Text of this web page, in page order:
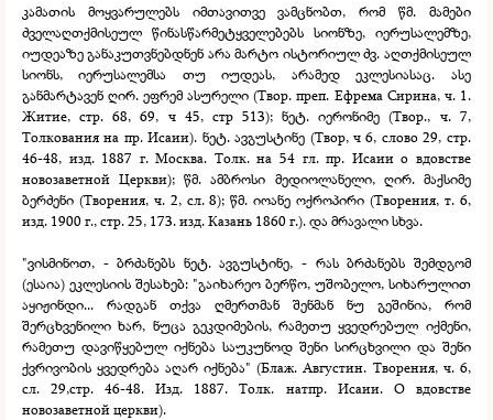
კამათის მოყვარულებს იმთავითვე ვამცნობთ, რომ წმ. მამები
ძველაღთქმისეულ წინასწარმეტყველებებს სიონზე, იერუსალემზე,
იუდეაზე განაკუთვნებდნენ არა მარტო ისტორიულ ძვ. აღთქმისეულ
სიონს, იერუსალემსა თუ იუდეას, არამედ ეკლესიასაც. ასე
განმარტავენ ღირ. ეფრემ ასურელი (Твор. преп. Ефрема Сирина, ч. 1.
Житие, стр. 68, 69, ч 45, стр 513); ნეტ. იერონიმე (Твор., ч. 7,
Толкования на пр. Исаии). ნეტ. ავგუსტინე (Твор, ч 6, слово 29, стр.
46-48, изд. 1887 г. Москва. Толк. на 54 гл. пр. Исаии о вдовстве
новозаветной Церкви); წმ. ამბროსი მედიოლანელი, ღირ. მაქსიმე
ბერძენი (Творения, ч. 2, сл. 8); წმ. იოანე ოქროპირი (Творения, т. 6,
изд. 1900 г., стр. 25, 173. изд. Казань 1860 г.). და მრავალი სხვა.
"ვისმინოთ, - ბრძანებს ნეტ. ავგუსტინე, - რას ბრძანებს შემდგომ
(ესაია) ეკლესიის შესახებ: "გაიხარეო ბერწო, უშობელო, სიხარულით
აყიჟინდი... რადგან თქვა ღმერთმან შენმან ნუ გეშინია, რომ
შერცხვენილი ხარ, ნუცა გეკდიმების, რამეთუ ყვედრებულ იქმენი,
რამეთუ დავიწყებულ იქნება საუკუნოდ შენი სირცხვილი და შენი
ქვრივობის ყვედრება აღარ იქნება" (Блаж. Августин. Творения, ч. 6,
сл. 29,стр. 46-48. Изд. 1887. Толк. натпр. Исаии. О вдовстве
новозаветной церкви).